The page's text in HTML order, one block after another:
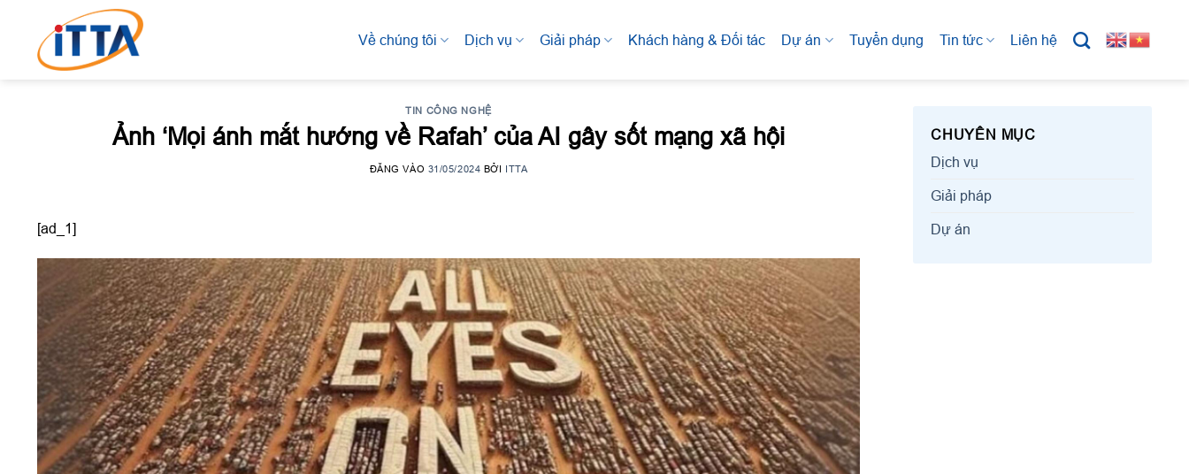
content
Về chúng tôi Dịch vụ Giải pháp Khách hàng & Đối tác Dự án Tuyển dụng Tin tức Liên hệ
TIN CÔNG NGHỆ
Ảnh ‘Mọi ánh mắt hướng về Rafah’ của AI gây sốt mạng xã hội
ĐĂNG VÀO 31/05/2024 BỞI ITTA
[ad_1]
CHUYÊN MỤC
Dịch vụ
Giải pháp
Dự án